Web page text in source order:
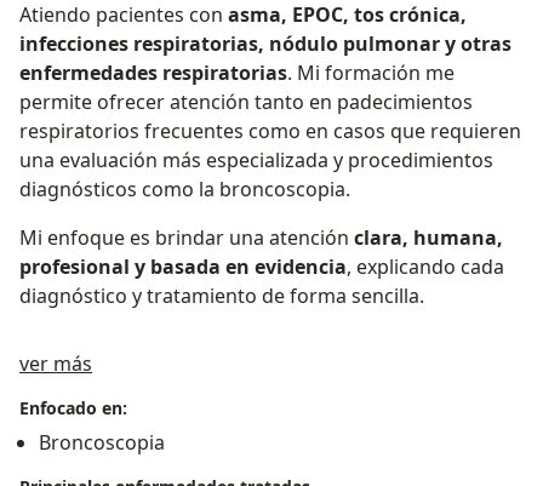
Atiendo pacientes con asma, EPOC, tos crónica,
infecciones respiratorias, nódulo pulmonar y otras
enfermedades respiratorias. Mi formación me
permite ofrecer atención tanto en padecimientos
respiratorios frecuentes como en casos que requieren
una evaluación más especializada y procedimientos
diagnósticos como la broncoscopia.
Mi enfoque es brindar una atención clara, humana,
profesional y basada en evidencia, explicando cada
diagnóstico y tratamiento de forma sencilla.
ver más
Enfocado en:
Broncoscopia